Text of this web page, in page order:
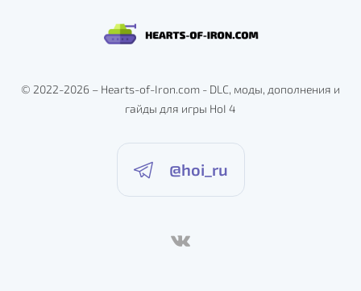
© 2022-2026 – Hearts-of-Iron.com - DLC, моды, дополнения и
гайды для игры HoI 4
@hoi_ru